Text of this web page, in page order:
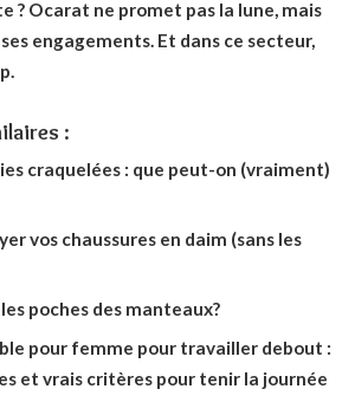
? Ocarat ne promet pas la lune, mais
engagements. Et dans ce secteur,
:
craquelées : que peut-on (vraiment)
vos chaussures en daim (sans les
poches des manteaux?
pour femme pour travailler debout :
et vrais critères pour tenir la journée